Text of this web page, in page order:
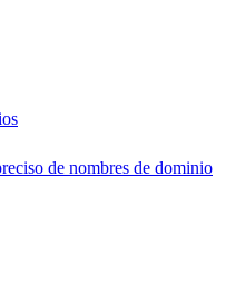
de nombres de dominio